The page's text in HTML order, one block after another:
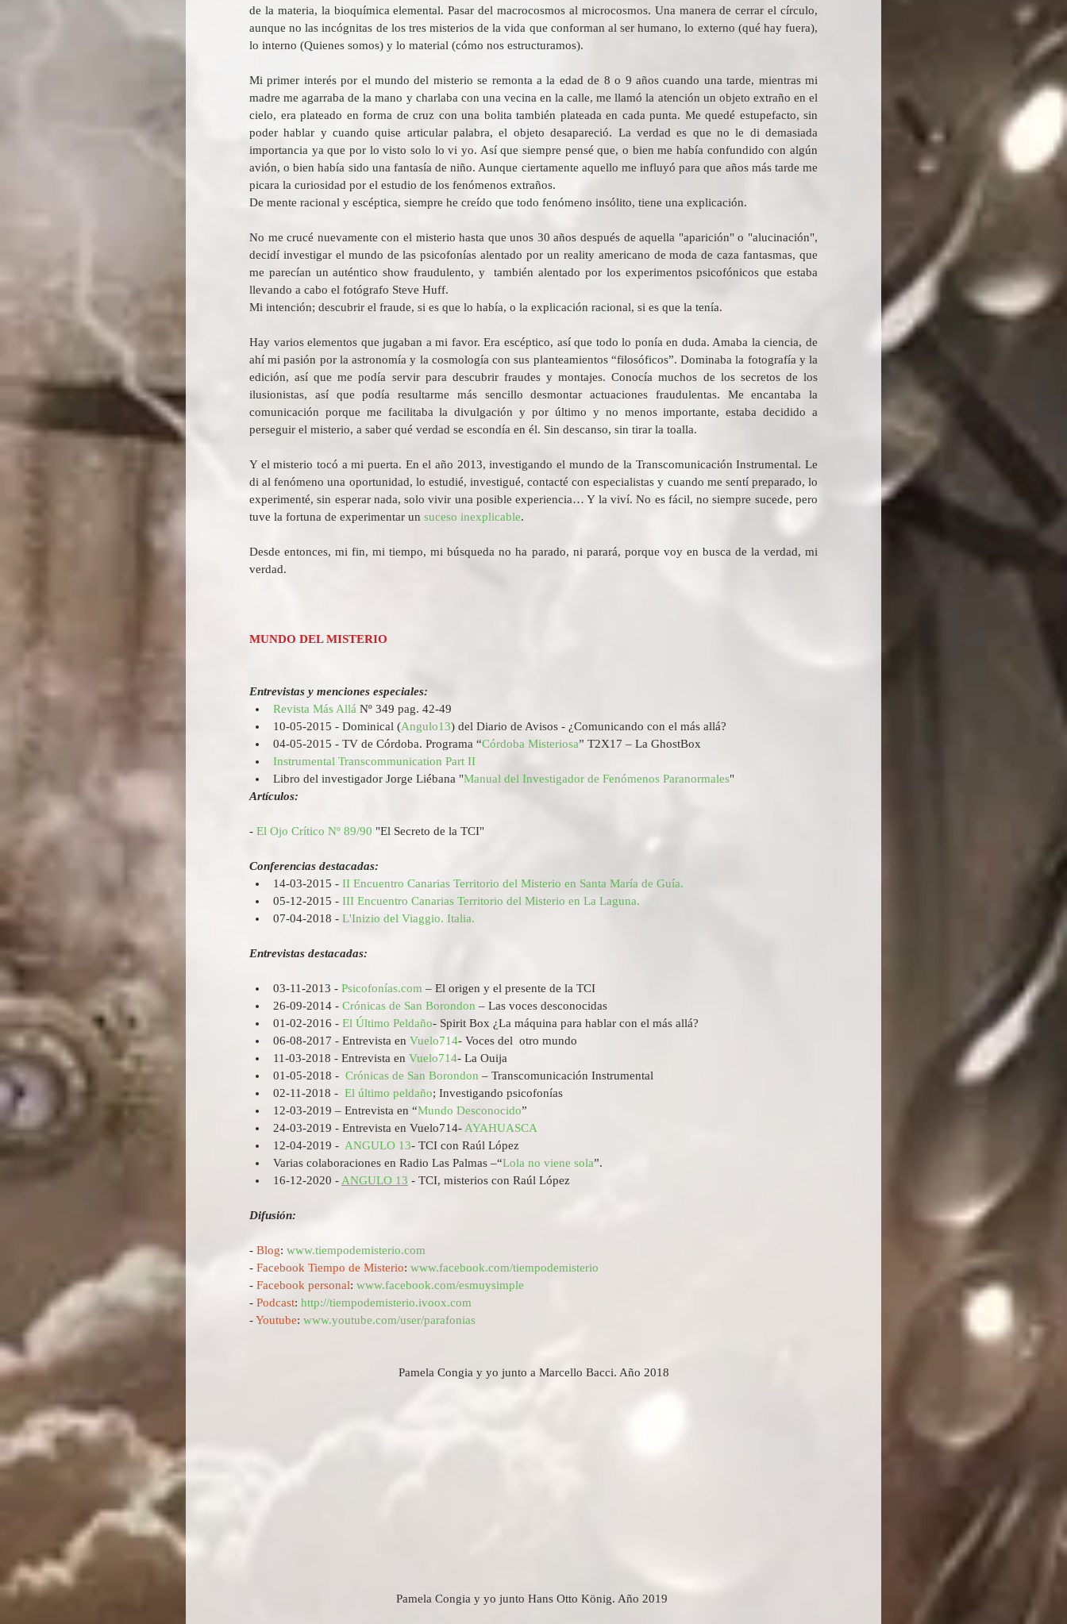
de la materia, la bioquímica elemental. Pasar del macrocosmos al microcosmos. Una manera de cerrar el círculo,
aunque no las incógnitas de los tres misterios de la vida que conforman al ser humano, lo externo (qué hay fuera),
lo interno (Quienes somos) y lo material (cómo nos estructuramos).
Mi primer interés por el mundo del misterio se remonta a la edad de 8 o 9 años cuando una tarde, mientras mi
madre me agarraba de la mano y charlaba con una vecina en la calle, me llamó la atención un objeto extraño en el
cielo, era plateado en forma de cruz con una bolita también plateada en cada punta. Me quedé estupefacto, sin
poder hablar y cuando quise articular palabra, el objeto desapareció. La verdad es que no le di demasiada
importancia ya que por lo visto solo lo vi yo. Así que siempre pensé que, o bien me había confundido con algún
avión, o bien había sido una fantasía de niño. Aunque ciertamente aquello me influyó para que años más tarde me
picara la curiosidad por el estudio de los fenómenos extraños.
De mente racional y escéptica, siempre he creído que todo fenómeno insólito, tiene una explicación.
No me crucé nuevamente con el misterio hasta que unos 30 años después de aquella "aparición" o "alucinación",
decidí investigar el mundo de las psicofonías alentado por un reality americano de moda de caza fantasmas, que
me parecían un auténtico show fraudulento, y  también alentado por los experimentos psicofónicos que estaba
llevando a cabo el fotógrafo Steve Huff.
Mi intención; descubrir el fraude, si es que lo había, o la explicación racional, si es que la tenía.
Hay varios elementos que jugaban a mi favor. Era escéptico, así que todo lo ponía en duda. Amaba la ciencia, de
ahí mi pasión por la astronomía y la cosmología con sus planteamientos “filosóficos”. Dominaba la fotografía y la
edición, así que me podía servir para descubrir fraudes y montajes. Conocía muchos de los secretos de los
ilusionistas, así que podía resultarme más sencillo desmontar actuaciones fraudulentas. Me encantaba la
comunicación porque me facilitaba la divulgación y por último y no menos importante, estaba decidido a
perseguir el misterio, a saber qué verdad se escondía en él. Sin descanso, sin tirar la toalla.
Y el misterio tocó a mi puerta. En el año 2013, investigando el mundo de la Transcomunicación Instrumental. Le
di al fenómeno una oportunidad, lo estudié, investigué, contacté con especialistas y cuando me sentí preparado, lo
experimenté, sin esperar nada, solo vivir una posible experiencia… Y la viví. No es fácil, no siempre sucede, pero
tuve la fortuna de experimentar un suceso inexplicable.
Desde entonces, mi fin, mi tiempo, mi búsqueda no ha parado, ni parará, porque voy en busca de la verdad, mi
verdad.
MUNDO DEL MISTERIO
Entrevistas y menciones especiales:
Revista Más Allá Nº 349 pag. 42-49
10-05-2015 - Dominical (Angulo13) del Diario de Avisos - ¿Comunicando con el más allá?
04-05-2015 - TV de Córdoba. Programa “Córdoba Misteriosa” T2X17 – La GhostBox
Instrumental Transcommunication Part II
Libro del investigador Jorge Liébana "Manual del Investigador de Fenómenos Paranormales"
Artículos:
- El Ojo Crítico Nº 89/90 "El Secreto de la TCI"
Conferencias destacadas:
14-03-2015 - II Encuentro Canarias Territorio del Misterio en Santa María de Guía.
05-12-2015 - III Encuentro Canarias Territorio del Misterio en La Laguna.
07-04-2018 - L'Inizio del Viaggio. Italia.
Entrevistas destacadas:
03-11-2013 - Psicofonías.com – El origen y el presente de la TCI
26-09-2014 - Crónicas de San Borondon – Las voces desconocidas
01-02-2016 - El Último Peldaño- Spirit Box ¿La máquina para hablar con el más allá?
06-08-2017 - Entrevista en Vuelo714- Voces del  otro mundo
11-03-2018 - Entrevista en Vuelo714- La Ouija
01-05-2018 - Crónicas de San Borondon – Transcomunicación Instrumental
02-11-2018 - El último peldaño; Investigando psicofonías
12-03-2019 – Entrevista en “Mundo Desconocido”
24-03-2019 - Entrevista en Vuelo714- AYAHUASCA
12-04-2019 - ANGULO 13- TCI con Raúl López
Varias colaboraciones en Radio Las Palmas –“Lola no viene sola”.
16-12-2020 - ANGULO 13 - TCI, misterios con Raúl López
Difusión:
- Blog: www.tiempodemisterio.com
- Facebook Tiempo de Misterio: www.facebook.com/tiempodemisterio
- Facebook personal: www.facebook.com/esmuysimple
- Podcast: http://tiempodemisterio.ivoox.com
- Youtube: www.youtube.com/user/parafonias
Pamela Congia y yo junto a Marcello Bacci. Año 2018
Pamela Congia y yo junto Hans Otto König. Año 2019